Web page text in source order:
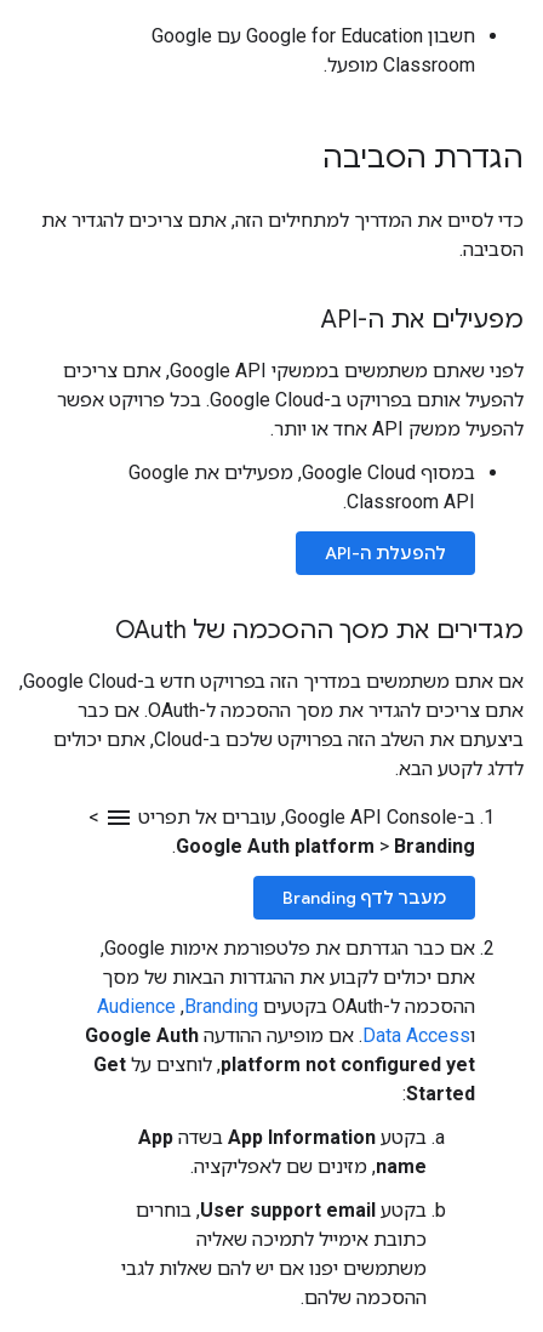
חשבון Google for Education עם Google
Classroom מופעל.
הגדרת הסביבה
כדי לסיים את המדריך למתחילים הזה, אתם צריכים להגדיר את
הסביבה.
מפעילים את ה-API
לפני שאתם משתמשים בממשקי Google API, אתם צריכים
להפעיל אותם בפרויקט ב-Google Cloud. בכל פרויקט אפשר
להפעיל ממשק API אחד או יותר.
במסוף Google Cloud, מפעילים את Google
Classroom API.
להפעלת ה-API
מגדירים את מסך ההסכמה של OAuth
אם אתם משתמשים במדריך הזה בפרויקט חדש ב-Google Cloud,
אתם צריכים להגדיר את מסך ההסכמה ל-OAuth. אם כבר
ביצעתם את השלב הזה בפרויקט שלכם ב-Cloud, אתם יכולים
לדלג לקטע הבא.
ב-Google API Console, עוברים אל תפריט menu
>
Google Auth platform > Branding
.
מעבר לדף Branding
אם כבר הגדרתם את פלטפורמת אימות Google,
אתם יכולים לקבוע את ההגדרות הבאות של מסך
ההסכמה ל-OAuth בקטעים
Branding
,‏
Audience
וData Access. אם מופיעה ההודעה Google Auth
platform not configured yet, לוחצים על Get
Started
:
בקטע App Information בשדה App
name, מזינים שם לאפליקציה.
בקטע User support email, בוחרים
כתובת אימייל לתמיכה שאליה
משתמשים יפנו אם יש להם שאלות לגבי
ההסכמה שלהם.